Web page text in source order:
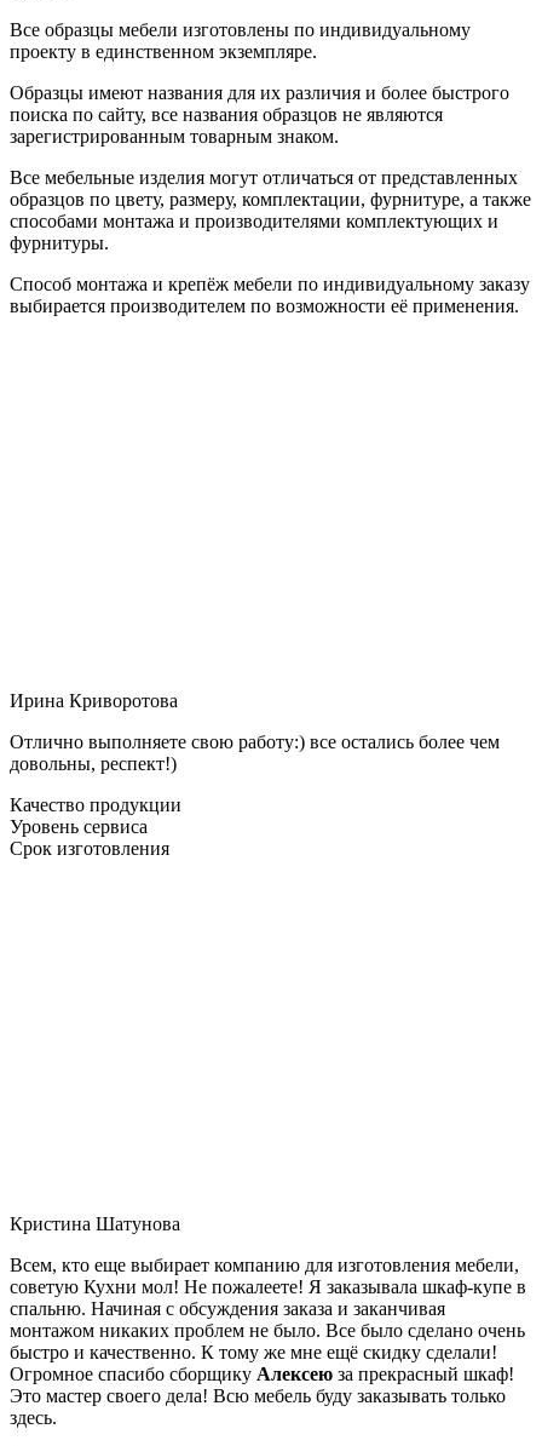
Все образцы мебели изготовлены по индивидуальному
проекту в единственном экземпляре.
Образцы имеют названия для их различия и более быстрого
поиска по сайту, все названия образцов не являются
зарегистрированным товарным знаком.
Все мебельные изделия могут отличаться от представленных
образцов по цвету, размеру, комплектации, фурнитуре, а также
способами монтажа и производителями комплектующих и
фурнитуры.
Способ монтажа и крепёж мебели по индивидуальному заказу
выбирается производителем по возможности её применения.
Ирина Криворотова
Отлично выполняете свою работу:) все остались более чем
довольны, респект!)
Качество продукции
Уровень сервиса
Срок изготовления
Кристина Шатунова
Всем, кто еще выбирает компанию для изготовления мебели,
советую Кухни мол! Не пожалеете! Я заказывала шкаф-купе в
спальню. Начиная с обсуждения заказа и заканчивая
монтажом никаких проблем не было. Все было сделано очень
быстро и качественно. К тому же мне ещё скидку сделали!
Огромное спасибо сборщику Алексею за прекрасный шкаф!
Это мастер своего дела! Всю мебель буду заказывать только
здесь.